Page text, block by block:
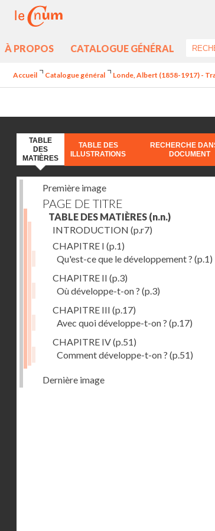
À PROPOS CATALOGUE GÉNÉRAL
Accueil Catalogue général Londe, Albert (1858-1917) -
TABLE
DES
MATIÈRES
TABLE DES
ILLUSTRATIONS
RECHERCHE
DOCUMENT
Première image
PAGE DE TITRE
TABLE DES MATIÈRES (n.n.)
INTRODUCTION (p.r7)
CHAPITRE I (p.1)
Qu'est-ce que le développement ? (p.1)
CHAPITRE II (p.3)
Où développe-t-on ? (p.3)
CHAPITRE III (p.17)
Avec quoi développe-t-on ? (p.17)
CHAPITRE IV(p.51)
Comment développe-t-on ? (p.51)
Dernière image